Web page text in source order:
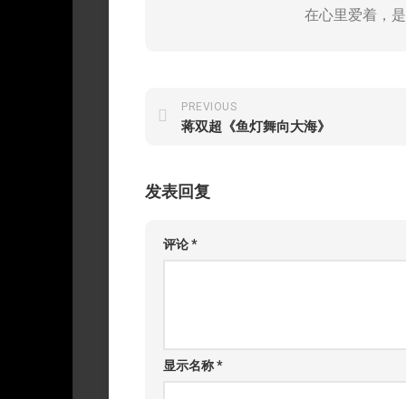
在心里爱着，
PREVIOUS
蒋双超《鱼灯舞向大海》
发表回复
评论*
显示名称*